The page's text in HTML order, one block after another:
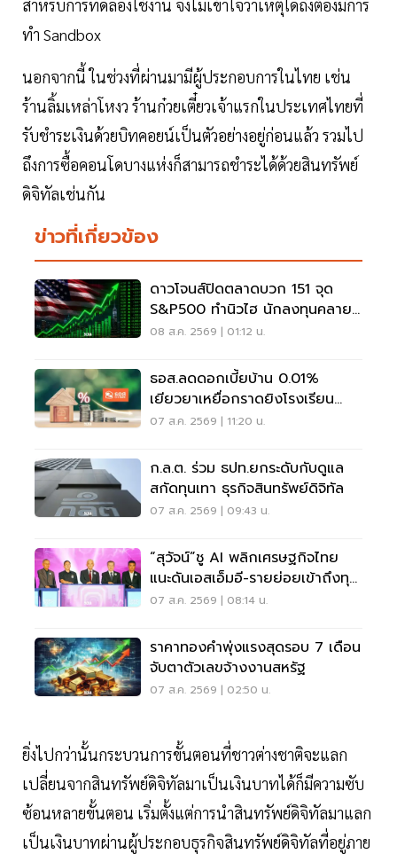
สำหรับการทดลองใช้งาน จึงไม่เข้าใจว่าเหตุใดถึงต้องมีการ
ทำ Sandbox
นอกจากนี้ ในช่วงที่ผ่านมามีผู้ประกอบการในไทย เช่น
ร้านลิ้มเหล่าโหงว ร้านก๋วยเตี๋ยวเจ้าแรกในประเทศไทยที่
รับชำระเงินด้วยบิทคอยน์เป็นตัวอย่างอยู่ก่อนแล้ว รวมไป
ถึงการซื้อคอนโดบางแห่งก็สามารถชำระได้ด้วยสินทรัพย์
ดิจิทัลเช่นกัน
ข่าวที่เกี่ยวข้อง
ดาวโจนส์ปิดตลาดบวก 151 จุด
S&P500 ทำนิวไฮ นักลงทุนคลาย
กังวลเฟดขึ้นดอกเบี้ย
08 ส.ค. 2569 | 01:12 น.
ธอส.ลดดอกเบี้ยบ้าน 0.01%
เยียวยาเหยื่อกราดยิงโรงเรียน
จ.นนทบุรี
07 ส.ค. 2569 | 11:20 น.
ก.ล.ต. ร่วม ธปท.ยกระดับกับดูแล
สกัดทุนเทา ธุรกิจสินทรัพย์ดิจิทัล
07 ส.ค. 2569 | 09:43 น.
“สุวัจน์”ชู AI พลิกเศรษฐกิจไทย
แนะดันเอสเอ็มอี-รายย่อยเข้าถึงทุน
ฝ่าวิกฤต
07 ส.ค. 2569 | 08:14 น.
ราคาทองคำพุ่งแรงสุดรอบ 7 เดือน
จับตาตัวเลขจ้างงานสหรัฐ
07 ส.ค. 2569 | 02:50 น.
ยิ่งไปกว่านั้นกระบวนการขั้นตอนที่ชาวต่างชาติจะแลก
เปลี่ยนจากสินทรัพย์ดิจิทัลมาเป็นเงินบาทได้ก็มีความซับ
ซ้อนหลายขั้นตอน เริ่มตั้งแต่การนำสินทรัพย์ดิจิทัลมาแลก
เป็นเงินบาทผ่านผู้ประกอบธุรกิจสินทรัพย์ดิจิทัลที่อยู่ภาย